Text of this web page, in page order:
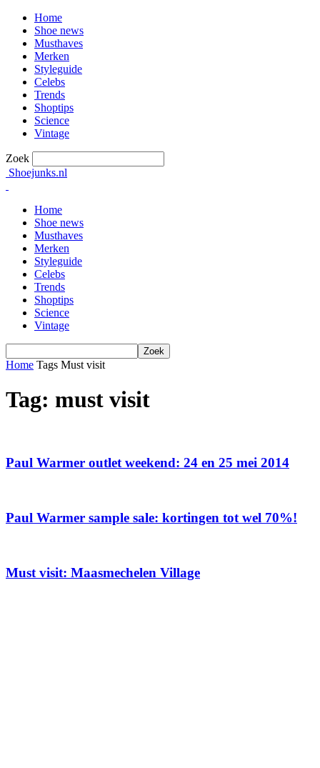
Home
Shoe news
Musthaves
Merken
Styleguide
Celebs
Trends
Shoptips
Science
Vintage
Zoek
Shoejunks.nl
Home
Shoe news
Musthaves
Merken
Styleguide
Celebs
Trends
Shoptips
Science
Vintage
Home Tags Must visit
Tag: must visit
Paul Warmer outlet weekend: 24 en 25 mei 2014
Paul Warmer sample sale: kortingen tot wel 70%!
Must visit: Maasmechelen Village